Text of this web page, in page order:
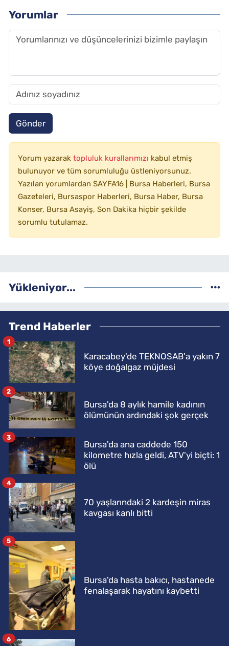
Yorumlar
Gönder
Yorum yazarak topluluk kurallarımızı kabul etmiş
bulunuyor ve tüm sorumluluğu üstleniyorsunuz.
Yazılan yorumlardan SAYFA16 | Bursa Haberleri, Bursa
Gazeteleri, Bursaspor Haberleri, Bursa Haber, Bursa
Konser, Bursa Asayiş, Son Dakika hiçbir şekilde
sorumlu tutulamaz.
Yükleniyor...
Trend Haberler
Karacabey'de TEKNOSAB'a yakın 7
köye doğalgaz müjdesi
1
Bursa'da 8 aylık hamile kadının
ölümünün ardındaki şok gerçek
2
Bursa'da ana caddede 150
kilometre hızla geldi, ATV'yi biçti: 1
ölü
3
70 yaşlarındaki 2 kardeşin miras
kavgası kanlı bitti
4
Bursa'da hasta bakıcı, hastanede
fenalaşarak hayatını kaybetti
5
6